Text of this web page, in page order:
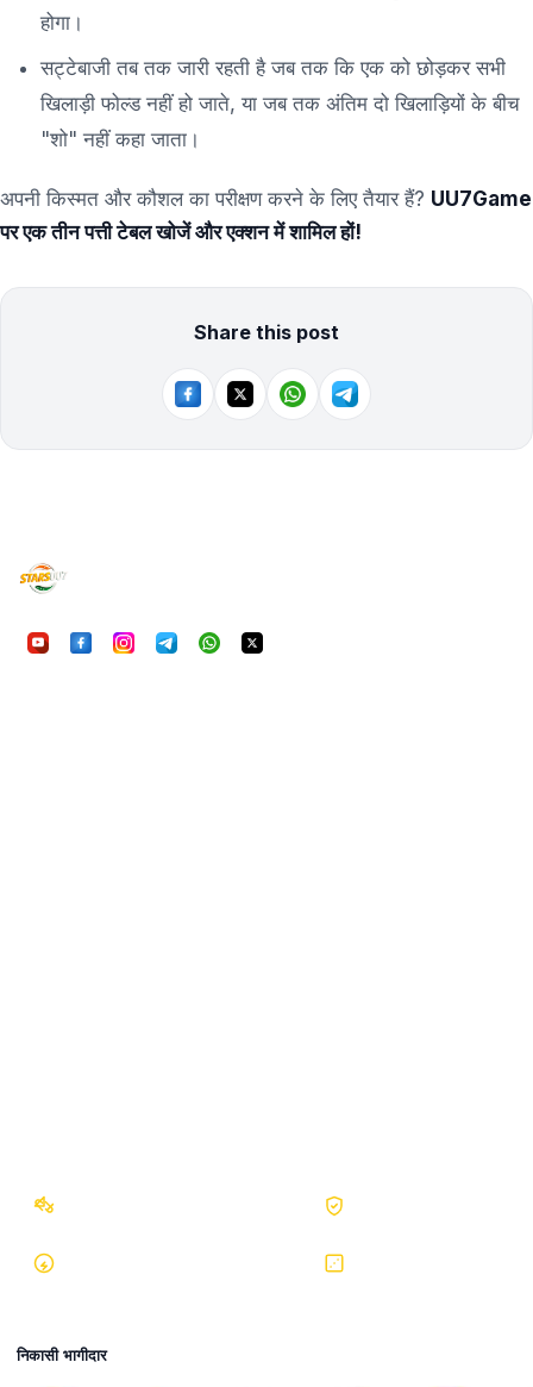
होगा।
सट्टेबाजी तब तक जारी रहती है जब तक कि एक को छोड़कर सभी
खिलाड़ी फोल्ड नहीं हो जाते, या जब तक अंतिम दो खिलाड़ियों के बीच
"शो" नहीं कहा जाता।
अपनी किस्मत और कौशल का परीक्षण करने के लिए तैयार हैं? UU7Game
पर एक तीन पत्ती टेबल खोजें और एक्शन में शामिल हों!
Share this post
निकासी भागीदार